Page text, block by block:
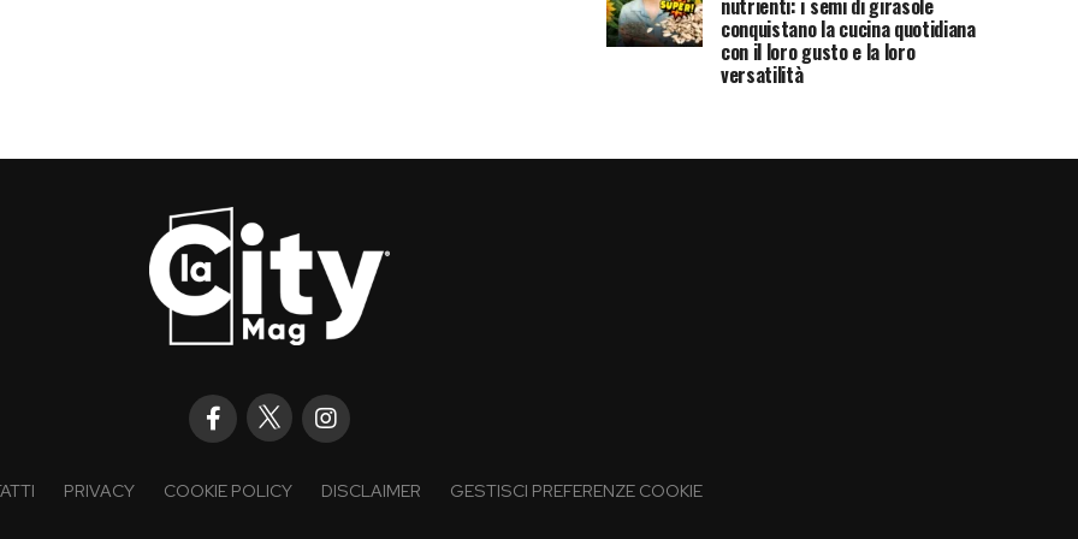
nutrienti: i semi di girasole
conquistano la cucina quotidiana
con il loro gusto e la loro
versatilità
PRIVACY COOKIE POLICY DISCLAIMER GESTISCI PREFERENZE COOKIE